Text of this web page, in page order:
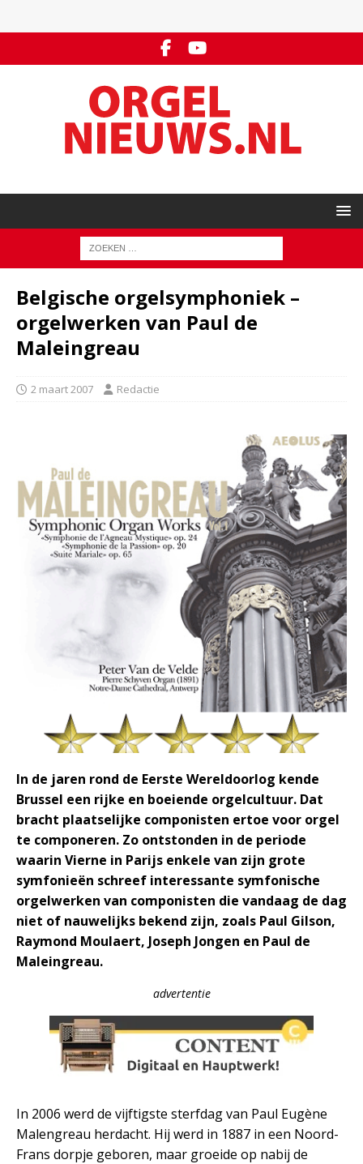
Belgische orgelsymphoniek –
orgelwerken van Paul de
Maleingreau
2 maart 2007 Redactie
In de jaren rond de Eerste Wereldoorlog kende
Brussel een rijke en boeiende orgelcultuur. Dat
bracht plaatselijke componisten ertoe voor orgel
te componeren. Zo ontstonden in de periode
waarin Vierne in Parijs enkele van zijn grote
symfonieën schreef interessante symfonische
orgelwerken van componisten die vandaag de dag
niet of nauwelijks bekend zijn, zoals Paul Gilson,
Raymond Moulaert, Joseph Jongen en Paul de
Maleingreau.
advertentie
In 2006 werd de vijftigste sterfdag van Paul Eugène
Malengreau herdacht. Hij werd in 1887 in een Noord-
Frans dorpje geboren, maar groeide op nabij de